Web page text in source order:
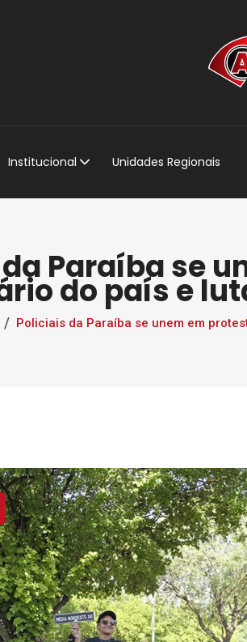
Institucional Unidades Regionais
Paraíba se
do país e
Policiais da Paraíba se unem em